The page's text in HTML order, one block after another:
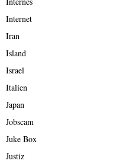
Internet
Iran
Island
Israel
Italien
Japan
Jobscam
Juke Box
Justiz